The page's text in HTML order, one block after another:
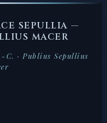
SEPULLIA —
MACER
C. · Publius Sepullius